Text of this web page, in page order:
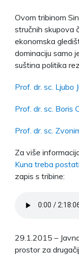
Ovom tribinom
stručnih skupova
ekonomska
dominaciju samo
suština politika
Prof. dr. sc. Ljubo
Prof. dr. sc. Boris
Prof. dr. sc.
Za više
Kuna treba
zapis s tribine:
29.1.2015 –
prostor za